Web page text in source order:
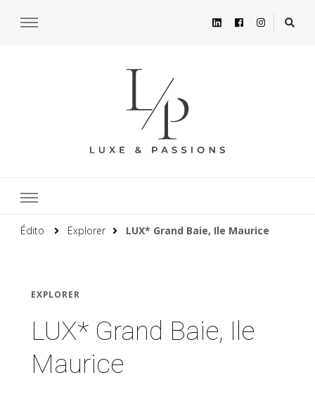
Édito Explorer LUX* Grand Baie, Ile Maurice
EXPLORER
LUX* Grand Baie, Ile
Maurice